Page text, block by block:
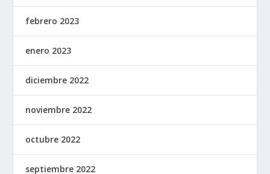
febrero 2023
enero 2023
diciembre 2022
noviembre 2022
octubre 2022
septiembre 2022